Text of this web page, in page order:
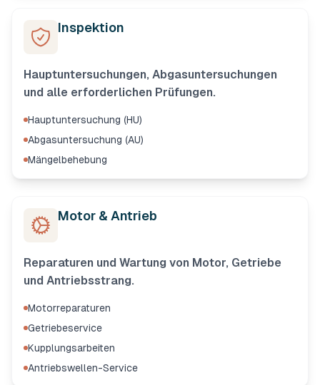
Inspektion
Hauptuntersuchungen, Abgasuntersuchungen
und alle erforderlichen Prüfungen.
Hauptuntersuchung (HU)
Abgasuntersuchung (AU)
Mängelbehebung
Motor & Antrieb
Reparaturen und Wartung von Motor, Getriebe
und Antriebsstrang.
Motorreparaturen
Getriebeservice
Kupplungsarbeiten
Antriebswellen-Service